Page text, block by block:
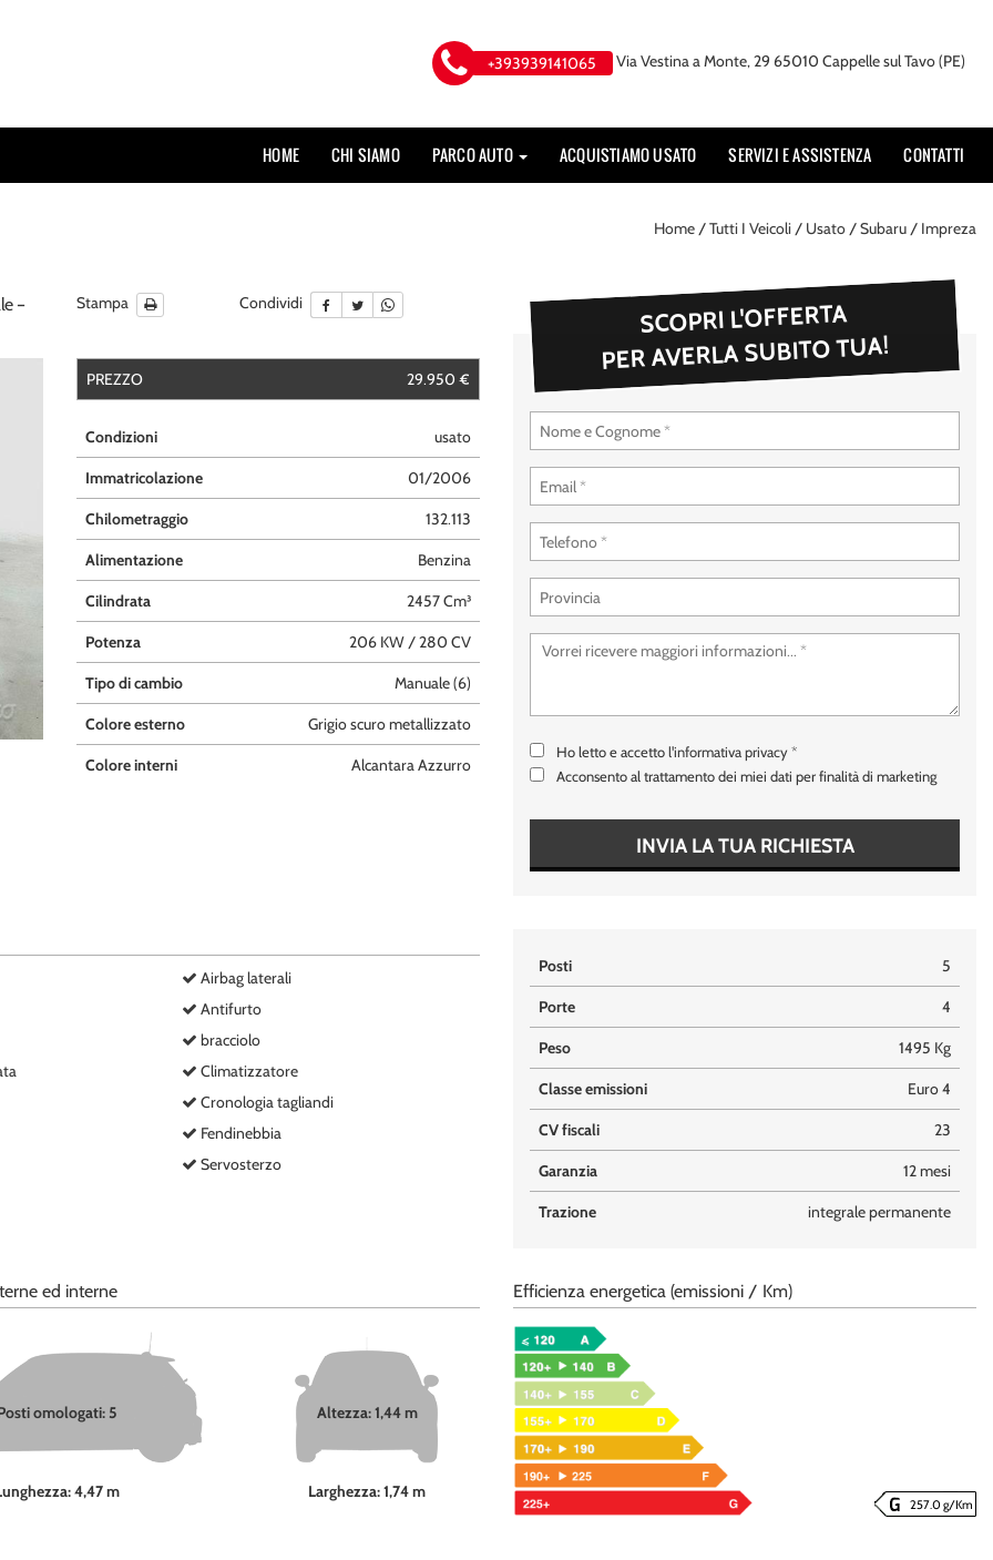
+393939141065 Via Vestina a Monte, 29 65010 Cappelle sul Tavo (PE)
HOME CHI SIAMO PARCO AUTO ACQUISTIAMO USATO SERVIZI E ASSISTENZA CONTATTI
Home /Tutti I Veicoli / Usato /Subaru / Impreza
–
Stampa Condividi
PREZZO 29.950 €
Condizioni usato
Immatricolazione 01/2006
Chilometraggio 132.113
Alimentazione Benzina
Cilindrata 2457 Cm³
Potenza 206 KW / 280 CV
Tipo di cambio Manuale (6)
Colore esterno Grigio scuro metallizzato
Colore interni Alcantara Azzurro
SCOPRI L'OFFERTA
PER AVERLA SUBITO TUA!
Ho letto e accettol'informativa privacy*
Acconsento al trattamento dei miei dati per finalità di marketing
INVIA LA TUA RICHIESTA
Airbag laterali
Antifurto
bracciolo
Climatizzatore
Cronologia tagliandi
Fendinebbia
Servosterzo
Posti 5
Porte 4
Peso 1495 Kg
Classe emissioni Euro 4
CV fiscali 23
Garanzia 12 mesi
Trazione integrale permanente
ed interne
omologati: 5
4,47 m
Altezza: 1,44 m
Larghezza: 1,74 m
Efficienza energetica (emissioni / Km)
257.0 g/Km